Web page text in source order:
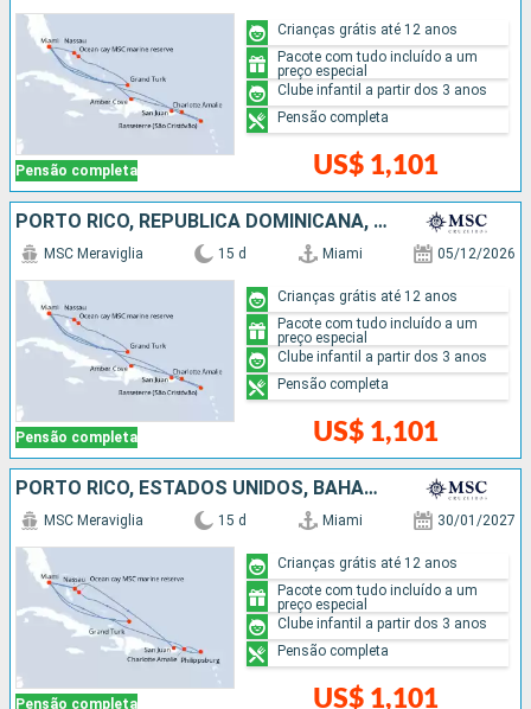
Pensão completa US$ 1,101
Crianças grátis até 12 anos
Pacote com tudo incluído a um
preço especial
Clube infantil a partir dos 3 anos
Pensão completa
PORTO RICO, REPUBLICA DOMINICANA, ESTADOS UNIDOS, BAHAMAS
Pensão completa
MSC Meraviglia 15 d Miami 05/12/2026
US$ 1,101
Crianças grátis até 12 anos
Pacote com tudo incluído a um
preço especial
Clube infantil a partir dos 3 anos
Pensão completa
PORTO RICO, ESTADOS UNIDOS, BAHAMAS
Pensão completa
MSC Meraviglia 15 d Miami 30/01/2027
US$ 1,101
Crianças grátis até 12 anos
Pacote com tudo incluído a um
preço especial
Clube infantil a partir dos 3 anos
Pensão completa